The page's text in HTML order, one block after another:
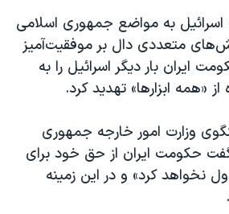
رهبری ایران
نوبل صلح
«سی‌پک»
به مواضع جمهوری اسلامی
متعددی دال بر موفقیت‌آمیز
ایران بار دیگر اسرائیل را به
«همه ابزارها» تهدید کرد.
وزارت امور خارجه جمهوری
حکومت ایران از حق خود برای
نخواهد کرد» و در این زمینه